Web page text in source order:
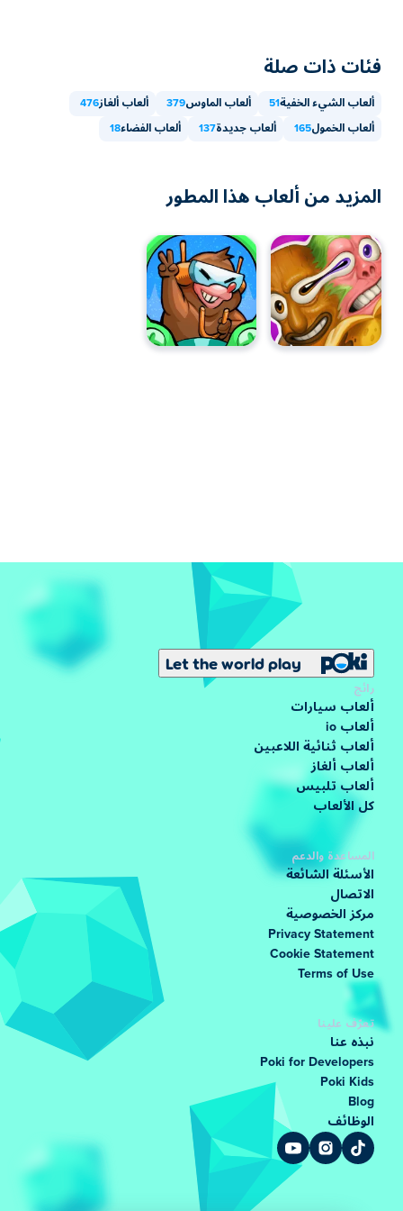
فئات ذات صلة
ألعاب الشيء الخفية51 ألعاب الماوس379 ألعاب ألغاز476
ألعاب الخمول165 ألعاب جديدة137 ألعاب الفضاء18
المزيد من ألعاب هذا المطور
Let the world play
رائج
ألعاب سيارات
ألعاب io
ألعاب ثنائية اللاعبين
ألعاب ألغاز
ألعاب تلبيس
كل الألعاب
المساعدة والدعم
الأسئلة الشائعة
الاتصال
مركز الخصوصية
Privacy Statement
Cookie Statement
Terms of Use
تعرّف علينا
نبذه عنا
Poki for Developers
Poki Kids
Blog
الوظائف